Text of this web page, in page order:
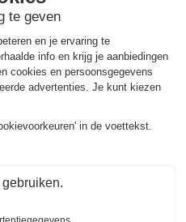
in de buurt
.
in de buurt van Saint
als beste zijn